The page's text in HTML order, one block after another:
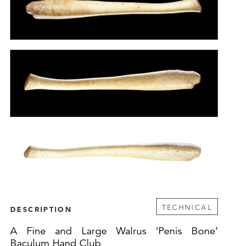
DESCRIPTION TECHNICAL
A Fine and Large Walrus ‘Penis Bone’
Baculum Hand Club